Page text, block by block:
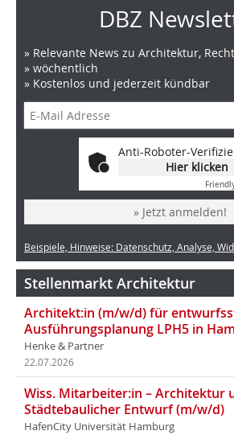
DBZ
» Relevante News zu Architektur,
» wöchentlich
» Kostenlos und jederzeit kündbar
Anti-Roboter-
Hier klicken
» Jetzt anmelden!
Beispiele, Hinweise: Datenschutz, Analyse,
Stellenmarkt Architektur
Architekt:in (m/w/d) für
Ausführungsplanung LPH5 in
Henke & Partner
22.07.2026
Wiss. Mitarbeiter:in – Architektur
Städtebaulicher Entwurf (m/w/d)
HafenCity Universität Hamburg